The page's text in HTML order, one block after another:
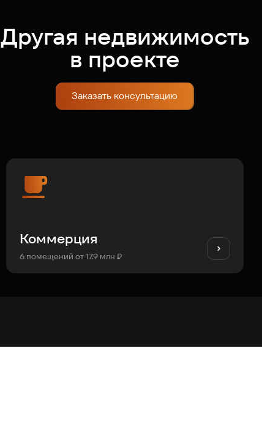
Другая недвижимость
в проекте
Заказать консультацию
Коммерция
6 помещений от 17.9 млн ₽